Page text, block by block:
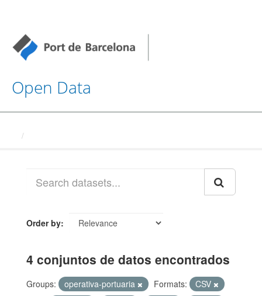
Open Data
Order by
4 conjuntos de datos encontrados
Groups: operativa-portuaria Formats:
CSV